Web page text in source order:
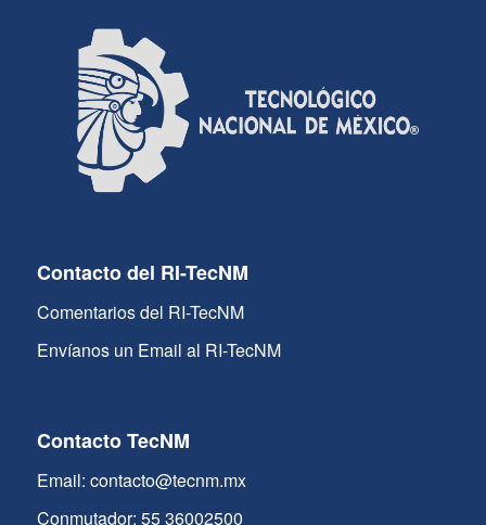
Contacto del RI-TecNM
Comentarios del RI-TecNM
Envíanos un Email al RI-TecNM
Contacto TecNM
Email: contacto@tecnm.mx
Conmutador: 55 36002500